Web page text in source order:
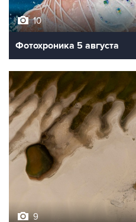
10
Фотохроника 5 августа
9